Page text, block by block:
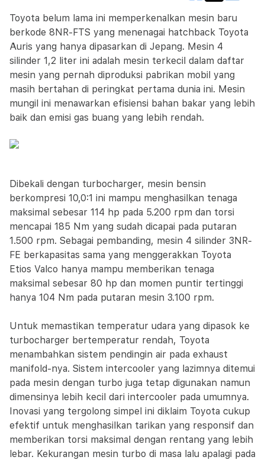
Toyota belum lama ini memperkenalkan mesin baru
berkode 8NR-FTS yang menenagai hatchback Toyota
Auris yang hanya dipasarkan di Jepang. Mesin 4
silinder 1,2 liter ini adalah mesin terkecil dalam daftar
mesin yang pernah diproduksi pabrikan mobil yang
masih bertahan di peringkat pertama dunia ini. Mesin
mungil ini menawarkan efisiensi bahan bakar yang lebih
baik dan emisi gas buang yang lebih rendah.
Dibekali dengan turbocharger, mesin bensin
berkompresi 10,0:1 ini mampu menghasilkan tenaga
maksimal sebesar 114 hp pada 5.200 rpm dan torsi
mencapai 185 Nm yang sudah dicapai pada putaran
1.500 rpm. Sebagai pembanding, mesin 4 silinder 3NR-
FE berkapasitas sama yang menggerakkan Toyota
Etios Valco hanya mampu memberikan tenaga
maksimal sebesar 80 hp dan momen puntir tertinggi
hanya 104 Nm pada putaran mesin 3.100 rpm.
Untuk memastikan temperatur udara yang dipasok ke
turbocharger bertemperatur rendah, Toyota
menambahkan sistem pendingin air pada exhaust
manifold-nya. Sistem intercooler yang lazimnya ditemui
pada mesin dengan turbo juga tetap digunakan namun
dimensinya lebih kecil dari intercooler pada umumnya.
Inovasi yang tergolong simpel ini diklaim Toyota cukup
efektif untuk menghasilkan tarikan yang responsif dan
memberikan torsi maksimal dengan rentang yang lebih
lebar. Kekurangan mesin turbo di masa lalu apalagi pada